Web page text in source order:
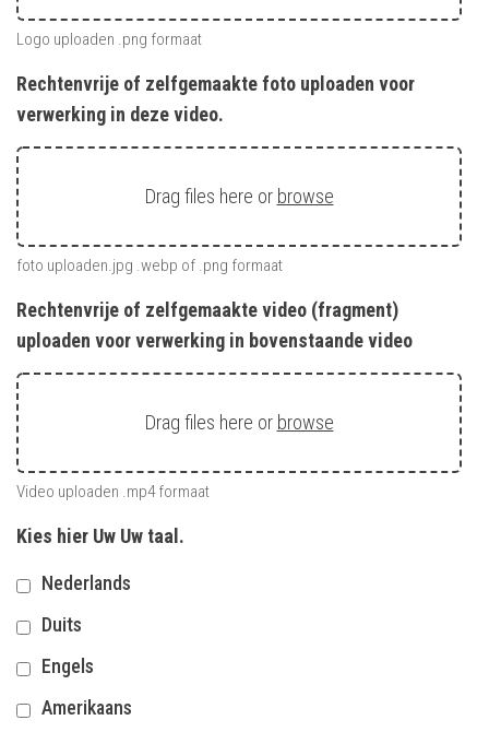
Logo uploaden .png formaat
Rechtenvrije of zelfgemaakte foto uploaden voor
verwerking in deze video.
Drag files here or browse
foto uploaden.jpg .webp of .png formaat
Rechtenvrije of zelfgemaakte video (fragment)
uploaden voor verwerking in bovenstaande video
Drag files here or browse
Video uploaden .mp4 formaat
Kies hier Uw Uw taal.
Nederlands
Duits
Engels
Amerikaans